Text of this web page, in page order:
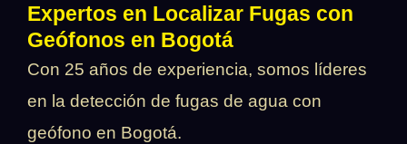
Expertos en Localizar Fugas con
Geófonos en Bogotá
Con 25 años de experiencia, somos líderes
en la detección de fugas de agua con
geófono en Bogotá.